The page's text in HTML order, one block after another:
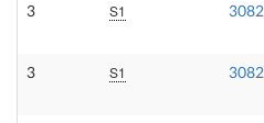
3 S1
3 S1